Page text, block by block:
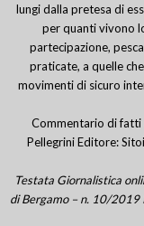
lungi dalla pretesa di
per quanti vivono
partecipazione,
praticate, a quelle
movimenti di sicuro
Commentario di fatti
Pellegrini Editore:
Testata Giornalistica
di Bergamo – n. 10/